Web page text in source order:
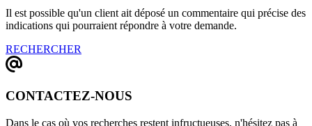
Il est possible qu'un client ait déposé un commentaire qui précise des
indications qui pourraient répondre à votre demande.
RECHERCHER
CONTACTEZ-NOUS
Dans le cas où vos recherches restent infructueuses, n'hésitez pas à